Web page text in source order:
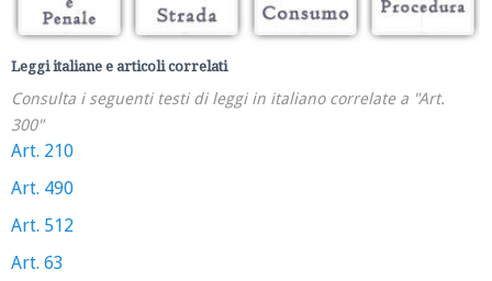
Leggi italiane e articoli correlati
Consulta i seguenti testi di leggi in italiano correlate a "Art.
300"
Art. 210
Art. 490
Art. 512
Art. 63